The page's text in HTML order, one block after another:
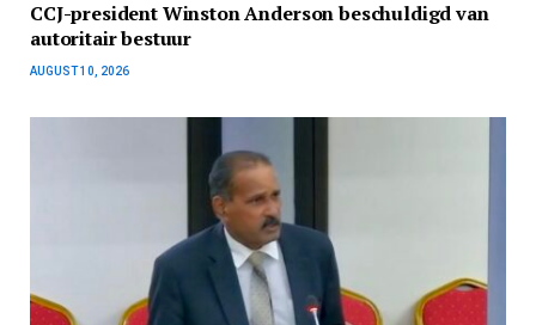
CCJ-president Winston Anderson beschuldigd van
autoritair bestuur
AUGUST 10, 2026